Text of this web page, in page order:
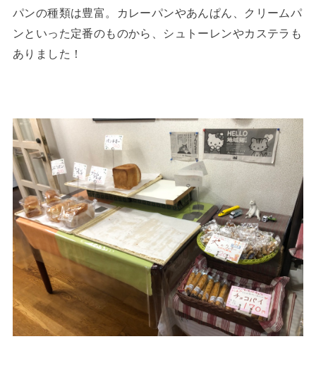
パンの種類は豊富。カレーパンやあんぱん、クリームパ
ンといった定番のものから、シュトーレンやカステラも
ありました！